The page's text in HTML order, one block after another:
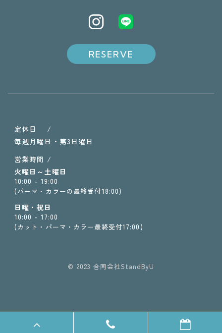
RESERVE
定休日 /
毎週月曜日・第3日曜日
営業時間 /
火曜日～土曜日
10:00 - 19:00
(パーマ・カラーの最終受付18:00)
日曜・祝日
10:00 - 17:00
(カット・パーマ・カラー最終受付17:00)
© 2023 合同会社StandByU